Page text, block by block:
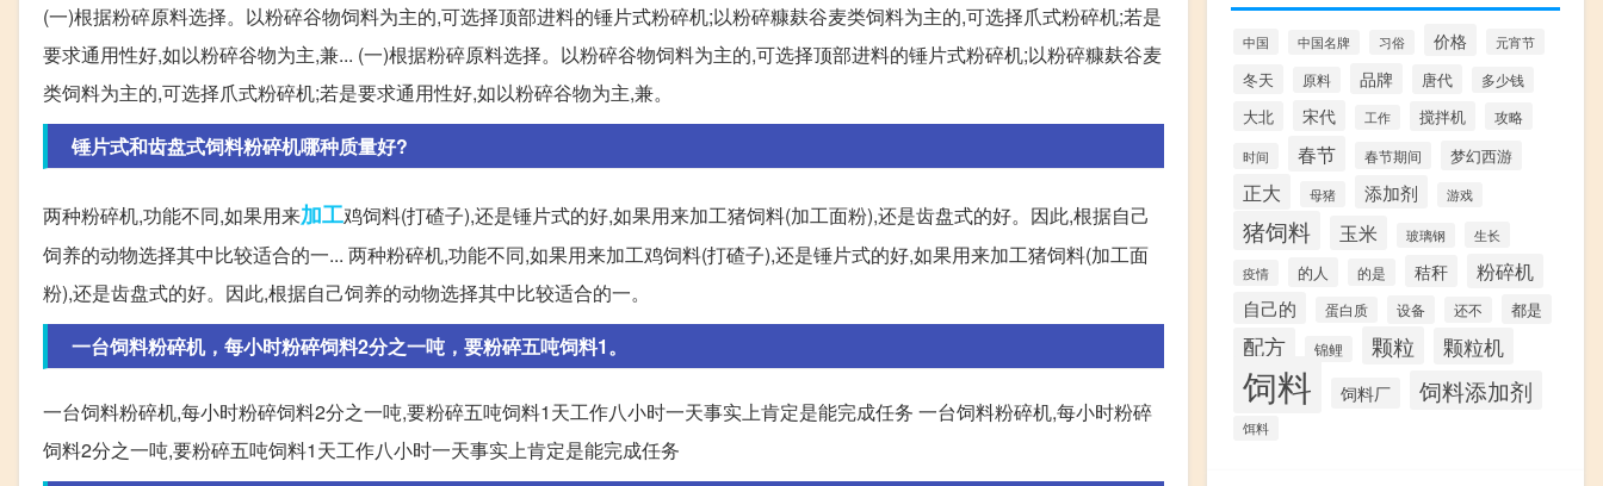
(一)根据粉碎原料选择。以粉碎谷物饲料为主的,可选择顶部进料的锤片式粉碎机;以粉碎糠麸谷麦类饲料为主的,可选择爪式粉碎机;若是
要求通用性好,如以粉碎谷物为主,兼... (一)根据粉碎原料选择。以粉碎谷物饲料为主的,可选择顶部进料的锤片式粉碎机;以粉碎糠麸谷麦
类饲料为主的,可选择爪式粉碎机;若是要求通用性好,如以粉碎谷物为主,兼。
锤片式和齿盘式饲料粉碎机哪种质量好?
两种粉碎机,功能不同,如果用来加工鸡饲料(打碴子),还是锤片式的好,如果用来加工猪饲料(加工面粉),还是齿盘式的好。因此,根据自己
饲养的动物选择其中比较适合的一... 两种粉碎机,功能不同,如果用来加工鸡饲料(打碴子),还是锤片式的好,如果用来加工猪饲料(加工面
粉),还是齿盘式的好。因此,根据自己饲养的动物选择其中比较适合的一。
一台饲料粉碎机，每小时粉碎饲料2分之一吨，要粉碎五吨饲料1。
一台饲料粉碎机,每小时粉碎饲料2分之一吨,要粉碎五吨饲料1天工作八小时一天事实上肯定是能完成任务 一台饲料粉碎机,每小时粉碎
饲料2分之一吨,要粉碎五吨饲料1天工作八小时一天事实上肯定是能完成任务
中国 中国名牌 习俗 价格 元宵节
冬天 原料 品牌 唐代 多少钱
大北 宋代 工作 搅拌机 攻略
时间 春节 春节期间 梦幻西游
正大 母猪 添加剂 游戏
猪饲料 玉米 玻璃钢
生长
疫情
的人 的是 秸秆 粉碎机
自己的 蛋白质 设备 还不 都是
配方 锦鲤 颗粒 颗粒机
饲料 饲料厂 饲料添加剂
饵料